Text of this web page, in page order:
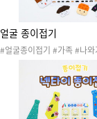
얼굴 종이접기
#얼굴종이접기 #가족 #나
#가족구성원 #엄마 #아빠 #
가족활동 #종이접기 #종이
접기 #종이 #색종이 #얼굴
굴 #가족종이접기
60503가족1종이접기